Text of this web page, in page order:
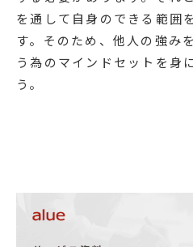
を通して自身のできる範囲
す。そのため、他人の強み
う為のマインドセットを身
う。